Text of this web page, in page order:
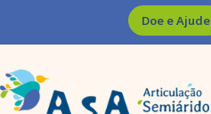
Doe e Ajude